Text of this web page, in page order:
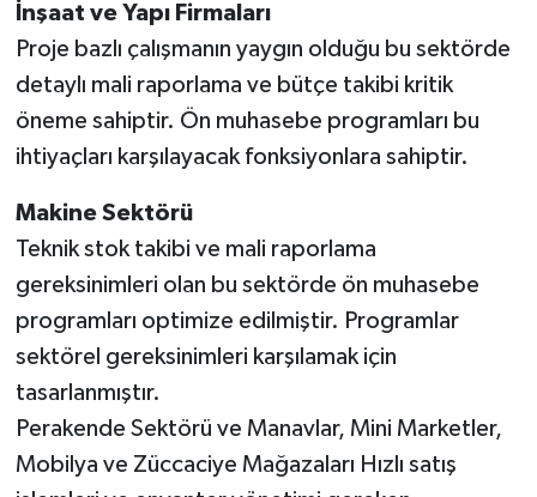
İnşaat ve Yapı Firmaları
Proje bazlı çalışmanın yaygın olduğu bu sektörde
detaylı mali raporlama ve bütçe takibi kritik
öneme sahiptir. Ön muhasebe programları bu
ihtiyaçları karşılayacak fonksiyonlara sahiptir.
Makine Sektörü
Teknik stok takibi ve mali raporlama
gereksinimleri olan bu sektörde ön muhasebe
programları optimize edilmiştir. Programlar
sektörel gereksinimleri karşılamak için
tasarlanmıştır.
Perakende Sektörü ve Manavlar, Mini Marketler,
Mobilya ve Züccaciye Mağazaları Hızlı satış
HEDEF2020
OTOMOBİL
MİZAH
TARİH
Genel
Politika
YEREL
BÖLGEDEN